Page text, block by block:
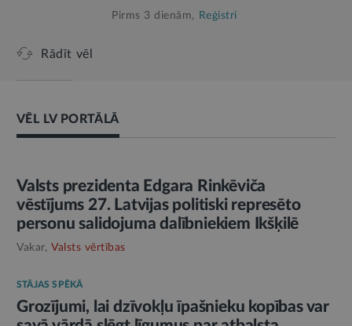
Pirms 3 dienām, Reģistri
Rādīt vēl
VĒL LV PORTĀLĀ
AMATPERSONAS RUNA
Valsts prezidenta Edgara Rinkēviča
vēstījums 27. Latvijas politiski represēto
personu salidojuma dalībniekiem Ikšķilē
Vakar, Valsts vērtības
STĀJAS SPĒKĀ
Grozījumi, lai dzīvokļu īpašnieku kopības var